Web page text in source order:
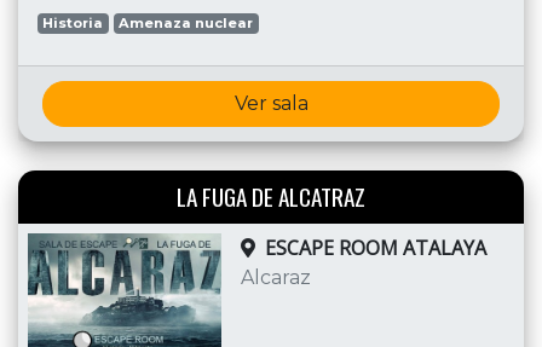
Historia Amenaza nuclear
Ver sala
LA FUGA DE ALCATRAZ
ESCAPE ROOM ATALAYA
Alcaraz